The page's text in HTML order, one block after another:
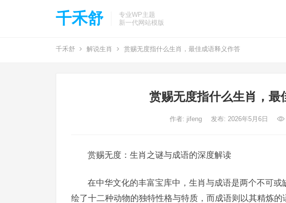
千禾舒
专业WP主题
新一代网站模版
千禾舒 解说生肖 赏赐无度指什么生肖，最佳成语释义作答
赏赐无度指什么生肖，最
作者: jifeng 发布: 2026年5月6日
赏赐无度：生肖之谜与成语的深度解读
在中华文化的丰富宝库中，生肖与成语是两个不可
绘了十二种动物的独特性格与特质，而成语则以其精炼